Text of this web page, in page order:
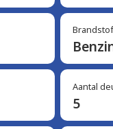
Brandstof
Aantal
5